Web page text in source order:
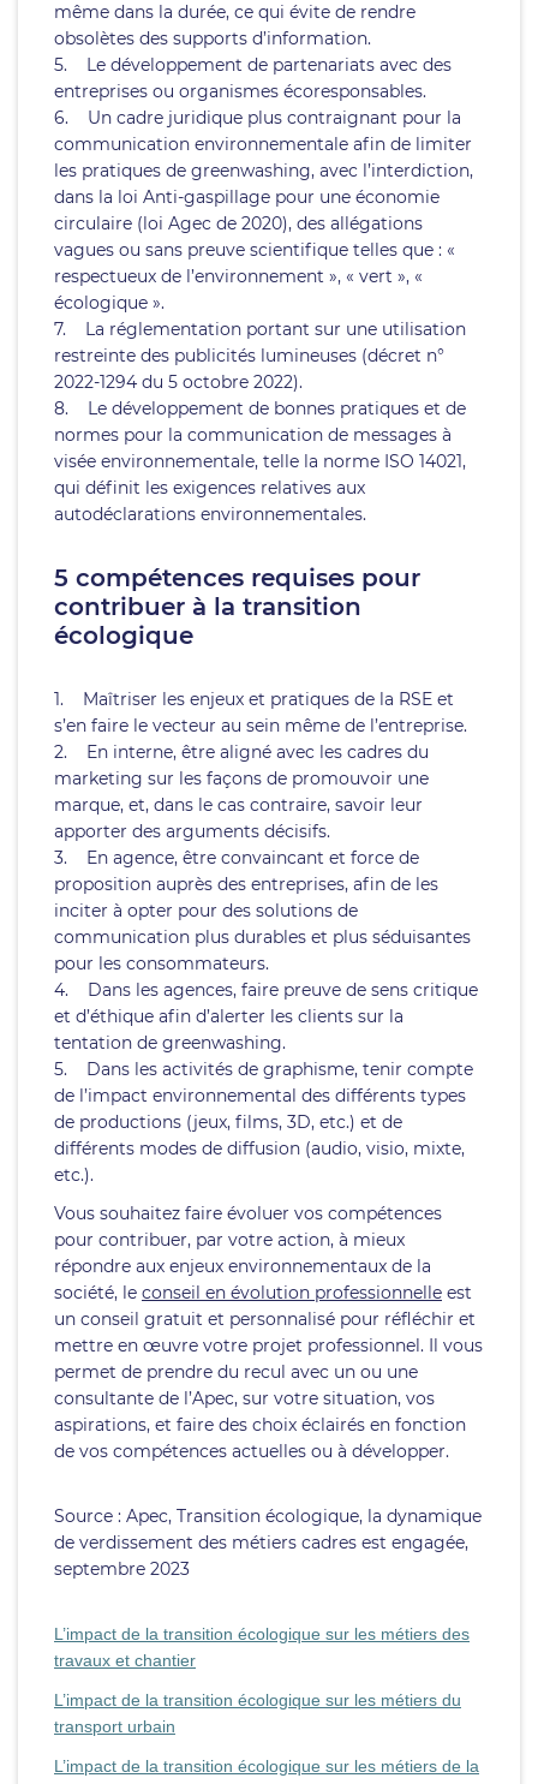
même dans la durée, ce qui évite de rendre
obsolètes des supports d’information.
5. Le développement de partenariats avec des
entreprises ou organismes écoresponsables.
6. Un cadre juridique plus contraignant pour la
communication environnementale afin de limiter
les pratiques de greenwashing, avec l’interdiction,
dans la loi Anti-gaspillage pour une économie
circulaire (loi Agec de 2020), des allégations
vagues ou sans preuve scientifique telles que : «
respectueux de l’environnement », « vert », «
écologique ».
7. La réglementation portant sur une utilisation
restreinte des publicités lumineuses (décret n°
2022-1294 du 5 octobre 2022).
8. Le développement de bonnes pratiques et de
normes pour la communication de messages à
visée environnementale, telle la norme ISO 14021,
qui définit les exigences relatives aux
autodéclarations environnementales.
5 compétences requises pour
contribuer à la transition
écologique
1. Maîtriser les enjeux et pratiques de la RSE et
s’en faire le vecteur au sein même de l’entreprise.
2. En interne, être aligné avec les cadres du
marketing sur les façons de promouvoir une
marque, et, dans le cas contraire, savoir leur
apporter des arguments décisifs.
3. En agence, être convaincant et force de
proposition auprès des entreprises, afin de les
inciter à opter pour des solutions de
communication plus durables et plus séduisantes
pour les consommateurs.
4. Dans les agences, faire preuve de sens critique
et d’éthique afin d’alerter les clients sur la
tentation de greenwashing.
5. Dans les activités de graphisme, tenir compte
de l’impact environnemental des différents types
de productions (jeux, films, 3D, etc.) et de
différents modes de diffusion (audio, visio, mixte,
etc.).
Vous souhaitez faire évoluer vos compétences
pour contribuer, par votre action, à mieux
répondre aux enjeux environnementaux de la
société, le conseil en évolution professionnelle est
un conseil gratuit et personnalisé pour réfléchir et
mettre en œuvre votre projet professionnel. Il vous
permet de prendre du recul avec un ou une
consultante de l’Apec, sur votre situation, vos
aspirations, et faire des choix éclairés en fonction
de vos compétences actuelles ou à développer.
Source : Apec, Transition écologique, la dynamique
de verdissement des métiers cadres est engagée,
septembre 2023
L’impact de la transition écologique sur les métiers des
travaux et chantier
L’impact de la transition écologique sur les métiers du
transport urbain
L’impact de la transition écologique sur les métiers de la